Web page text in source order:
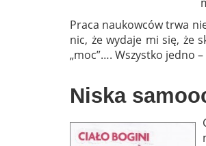
Praca naukowców trwa
nic, że wydaje mi się, że
„moc”…. Wszystko jedno
Niska